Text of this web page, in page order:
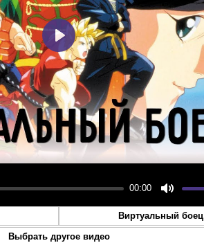
00:00
Mute
Play
Виртуальный
Выбрать другое видео